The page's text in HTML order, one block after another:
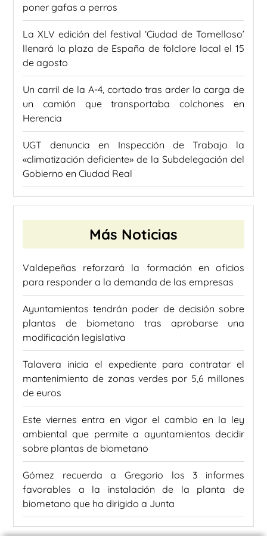
poner gafas a perros
La XLV edición del festival ‘Ciudad de Tomelloso’
llenará la plaza de España de folclore local el 15
de agosto
Un carril de la A-4, cortado tras arder la carga de
un camión que transportaba colchones en
Herencia
UGT denuncia en Inspección de Trabajo la
«climatización deficiente» de la Subdelegación del
Gobierno en Ciudad Real
Más Noticias
Valdepeñas reforzará la formación en oficios
para responder a la demanda de las empresas
Ayuntamientos tendrán poder de decisión sobre
plantas de biometano tras aprobarse una
modificación legislativa
Talavera inicia el expediente para contratar el
mantenimiento de zonas verdes por 5,6 millones
de euros
Este viernes entra en vigor el cambio en la ley
ambiental que permite a ayuntamientos decidir
sobre plantas de biometano
Gómez recuerda a Gregorio los 3 informes
favorables a la instalación de la planta de
biometano que ha dirigido a Junta